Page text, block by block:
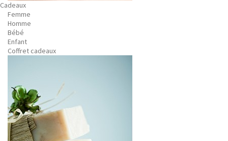
Cadeaux
Femme
Homme
Bébé
Enfant
Coffret cadeaux